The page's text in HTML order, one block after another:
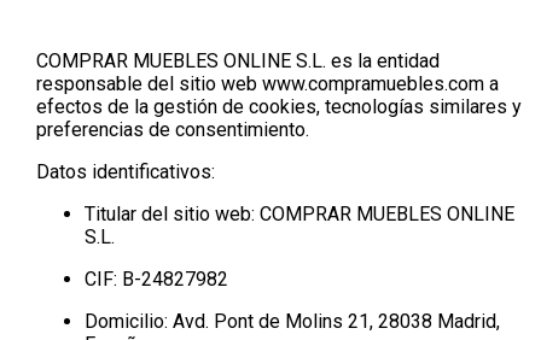
COMPRAR MUEBLES ONLINE S.L. es la entidad
responsable del sitio web www.compramuebles.com a
efectos de la gestión de cookies, tecnologías similares y
preferencias de consentimiento.
Datos identificativos:
Titular del sitio web: COMPRAR MUEBLES ONLINE
S.L.
CIF: B-24827982
Domicilio: Avd. Pont de Molins 21, 28038 Madrid,